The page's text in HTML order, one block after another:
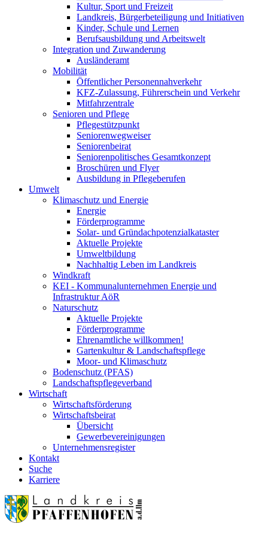
Kultur, Sport und Freizeit
Landkreis, Bürgerbeteiligung und Initiativen
Kinder, Schule und Lernen
Berufsausbildung und Arbeitswelt
Integration und Zuwanderung
Ausländeramt
Mobilität
Öffentlicher Personennahverkehr
KFZ-Zulassung, Führerschein und Verkehr
Mitfahrzentrale
Senioren und Pflege
Pflegestützpunkt
Seniorenwegweiser
Seniorenbeirat
Seniorenpolitisches Gesamtkonzept
Broschüren und Flyer
Ausbildung in Pflegeberufen
Umwelt
Klimaschutz und Energie
Energie
Förderprogramme
Solar- und Gründachpotenzialkataster
Aktuelle Projekte
Umweltbildung
Nachhaltig Leben im Landkreis
Windkraft
KEI - Kommunalunternehmen Energie und
Infrastruktur AöR
Naturschutz
Aktuelle Projekte
Förderprogramme
Ehrenamtliche willkommen!
Gartenkultur & Landschaftspflege
Moor- und Klimaschutz
Bodenschutz (PFAS)
Landschaftspflegeverband
Wirtschaft
Wirtschaftsförderung
Wirtschaftsbeirat
Übersicht
Gewerbevereinigungen
Unternehmensregister
Kontakt
Suche
Karriere